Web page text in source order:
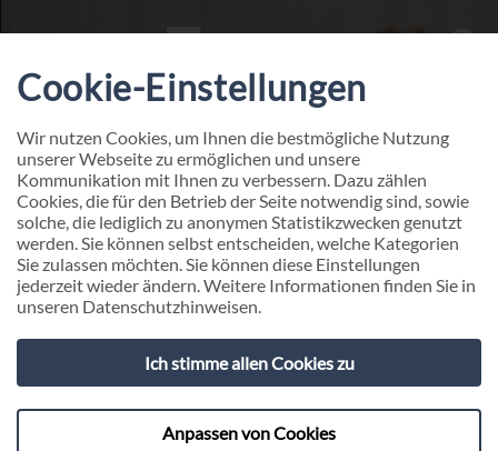
PROFIL
Stephan Grunwald
Dr. Manuel Iserloh ist Experte für strategische
Krankenhaus-Transformation und das Krankenhaus
der Zukunft. Er begleitet Krankenhäuser, MVZ und
Gesundheitsorganisationen dabei, Versorgung
zukunftsfähig zu organisieren und Digitalisierung
wirksam im Arbeitsalltag zu verankern.
›
Cookie-Einstellungen
Wir nutzen Cookies, um Ihnen die bestmögliche Nutzung
unserer Webseite zu ermöglichen und unsere
Kommunikation mit Ihnen zu verbessern. Dazu zählen
Cookies, die für den Betrieb der Seite notwendig sind, sowie
solche, die lediglich zu anonymen Statistikzwecken genutzt
werden. Sie können selbst entscheiden, welche Kategorien
Sie zulassen möchten. Sie können diese Einstellungen
jederzeit wieder ändern. Weitere Informationen finden Sie in
unseren Datenschutzhinweisen.
Ich stimme allen Cookies zu
Anpassen von Cookies